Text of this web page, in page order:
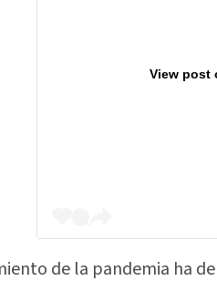
View post
de la pandemia ha